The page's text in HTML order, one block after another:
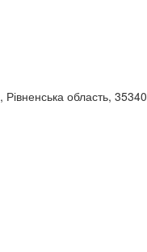
область, 35340